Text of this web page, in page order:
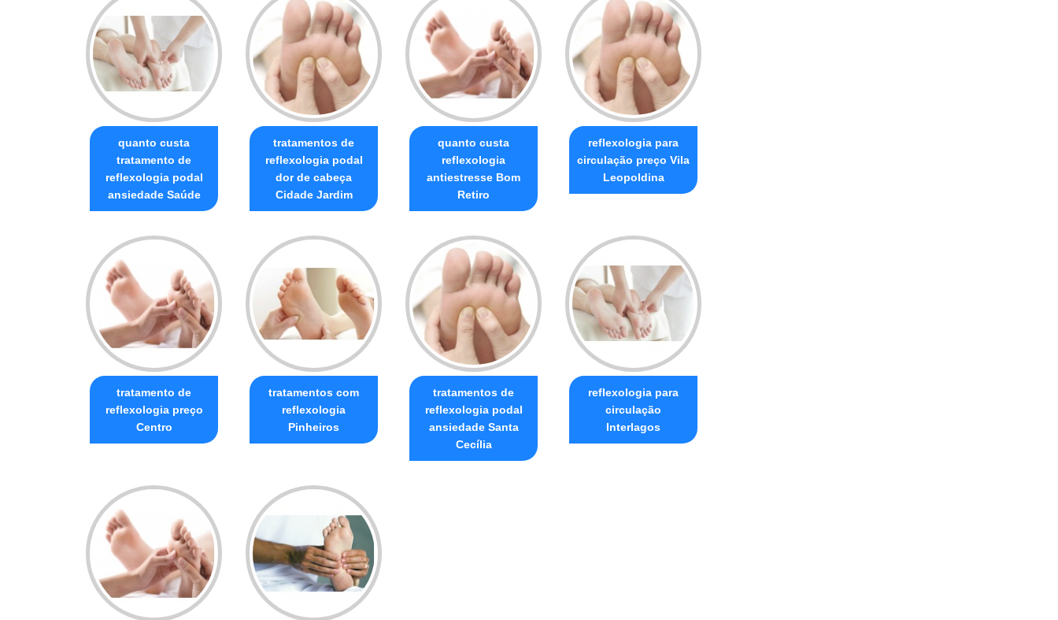
quanto custa
tratamento de
reflexologia podal
ansiedade Saúde
tratamentos de
reflexologia podal
dor de cabeça
Cidade Jardim
quanto custa
reflexologia
antiestresse Bom
Retiro
reflexologia para
circulação preço Vila
Leopoldina
tratamento de
reflexologia preço
Centro
tratamentos com
reflexologia
Pinheiros
tratamentos de
reflexologia podal
ansiedade Santa
Cecília
reflexologia para
circulação
Interlagos